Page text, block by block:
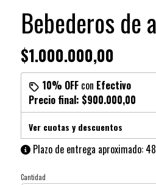
Bebederos de
$1.000.000,00
10% OFFcon Efectivo
Precio final: $900.000,00
Ver cuotas y descuentos
Plazo de entrega aproximado:
Cantidad